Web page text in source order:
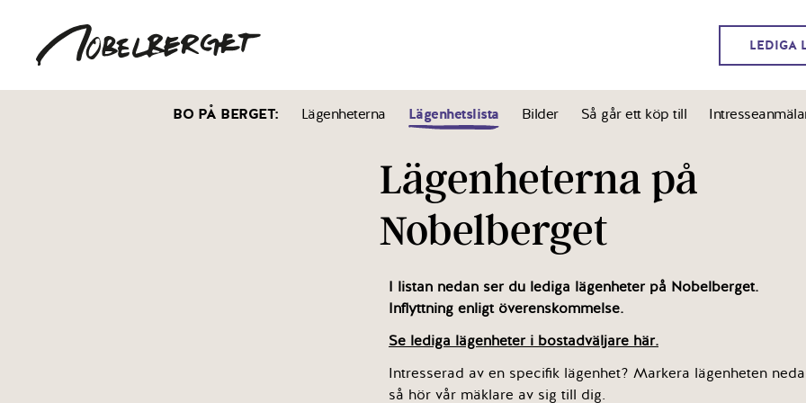
LEDIGA
BO PÅ BERGET: Lägenheterna Lägenhetslista Bilder Så går ett köp till
Lägenheterna på
Nobelberget
I listan nedan ser du lediga lägenheter på Nobelberget.
Inflyttning enligt överenskommelse.
Se lediga lägenheter i bostadväljare här.
Intresserad av en specifik lägenhet? Markera lägenheten
så hör vår mäklare av sig till dig.